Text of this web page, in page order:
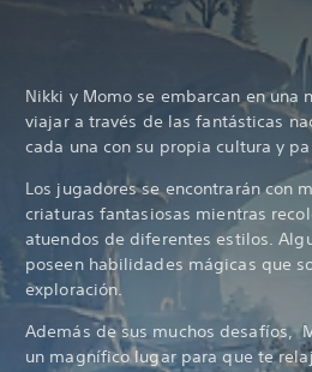
Nikki y Momo se embarcan en una
viajar a través de las fantásticas
cada una con su propia cultura y
Los jugadores se encontrarán con
criaturas fantasiosas mientras
atuendos de diferentes estilos.
poseen habilidades mágicas que
exploración.
Además de sus muchos desafíos,
un magnífico lugar para que te